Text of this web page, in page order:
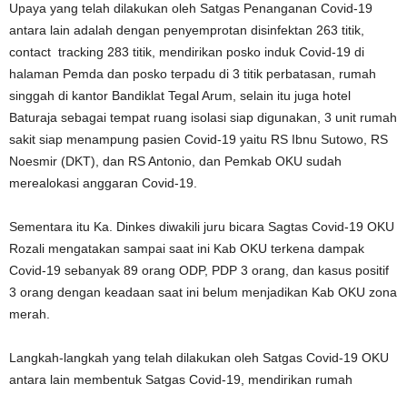
Upaya yang telah dilakukan oleh Satgas Penanganan Covid-19
antara lain adalah dengan penyemprotan disinfektan 263 titik,
contact tracking 283 titik, mendirikan posko induk Covid-19 di
halaman Pemda dan posko terpadu di 3 titik perbatasan, rumah
singgah di kantor Bandiklat Tegal Arum, selain itu juga hotel
Baturaja sebagai tempat ruang isolasi siap digunakan, 3 unit rumah
sakit siap menampung pasien Covid-19 yaitu RS Ibnu Sutowo, RS
Noesmir (DKT), dan RS Antonio, dan Pemkab OKU sudah
merealokasi anggaran Covid-19.
Sementara itu Ka. Dinkes diwakili juru bicara Sagtas Covid-19 OKU
Rozali mengatakan sampai saat ini Kab OKU terkena dampak
Covid-19 sebanyak 89 orang ODP, PDP 3 orang, dan kasus positif
3 orang dengan keadaan saat ini belum menjadikan Kab OKU zona
merah.
Langkah-langkah yang telah dilakukan oleh Satgas Covid-19 OKU
antara lain membentuk Satgas Covid-19, mendirikan rumah